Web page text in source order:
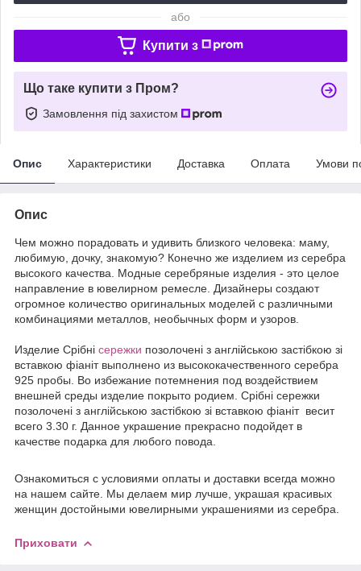
або
Купити з
Що таке купити з Пром?
Замовлення під захистом
Опис Характеристики Доставка Оплата Умови
Опис
Чем можно порадовать и удивить близкого человека: маму,
любимую, дочку, знакомую? Конечно же изделием из серебра
высокого качества. Модные серебряные изделия - это целое
направление в ювелирном ремесле. Дизайнеры создают
огромное количество оригинальных моделей с различными
комбинациями металлов, необычных форм и узоров.
Изделие Срібні сережки позолочені з англійською застібкою зі
вставкою фіаніт выполнено из высококачественного серебра
925 пробы. Во избежание потемнения под воздействием
внешней среды изделие покрыто родием. Срібні сережки
позолочені з англійською застібкою зі вставкою фіаніт весит
всего 3.30 г. Данное украшение прекрасно подойдет в
качестве подарка для любого повода.
Ознакомиться с условиями оплаты и доставки всегда можно
на нашем сайте. Мы делаем мир лучше, украшая красивых
женщин достойными ювелирными украшениями из серебра.
Приховати